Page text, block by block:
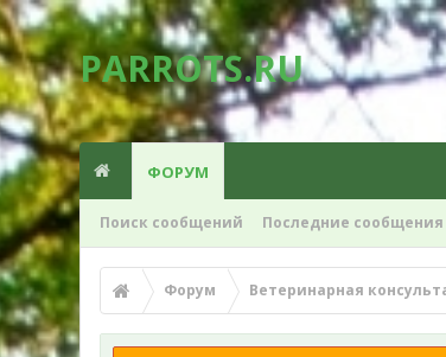
PARROTS.RU
ФОРУМ
Поиск сообщений Последние сообщения
Форум Ветеринарная